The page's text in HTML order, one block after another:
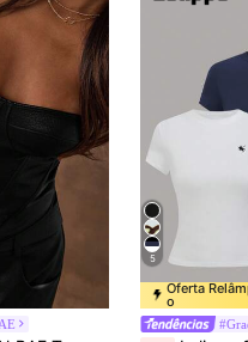
5
Oferta
o